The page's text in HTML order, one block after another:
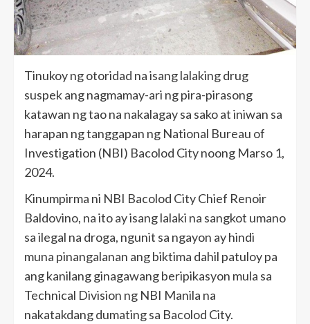
Tinukoy ng otoridad na isang lalaking drug
suspek ang nagmamay-ari ng pira-pirasong
katawan ng tao na nakalagay sa sako at iniwan sa
harapan ng tanggapan ng National Bureau of
Investigation (NBI) Bacolod City noong Marso 1,
2024.
Kinumpirma ni NBI Bacolod City Chief Renoir
Baldovino, na ito ay isang lalaki na sangkot umano
sa ilegal na droga, ngunit sa ngayon ay hindi
muna pinangalanan ang biktima dahil patuloy pa
ang kanilang ginagawang beripikasyon mula sa
Technical Division ng NBI Manila na
nakatakdang dumating sa Bacolod City.